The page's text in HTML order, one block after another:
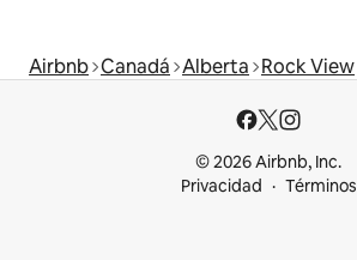
Airbnb Canadá Alberta Rock View
© 2026 Airbnb, Inc.
Privacidad
Términos